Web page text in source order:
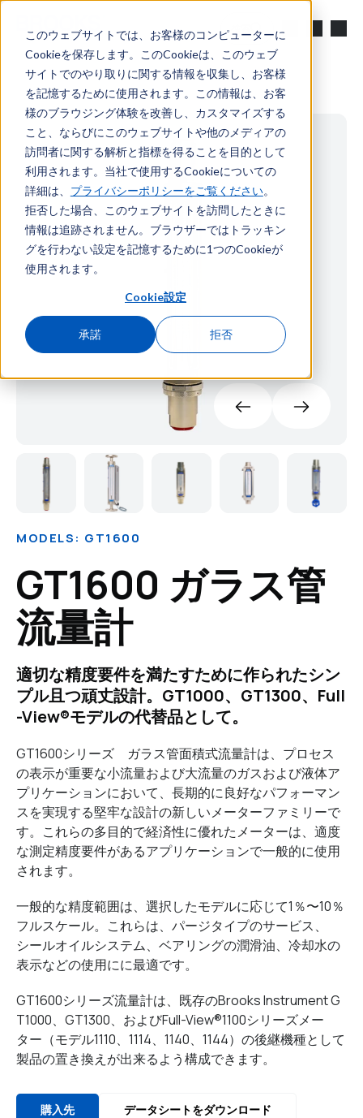
このウェブサイトでは、お客様のコンピューターに
Cookieを保存します。このCookieは、このウェブ
サイトでのやり取りに関する情報を収集し、お客様
を記憶するために使用されます。この情報は、お客
様のブラウジング体験を改善し、カスタマイズする
こと、ならびにこのウェブサイトや他のメディアの
訪問者に関する解析と指標を得ることを目的として
利用されます。当社で使用するCookieについての
詳細は、 プライバシーポリシーをご覧ください。
拒否した場合、このウェブサイトを訪問したときに
情報は追跡されません。ブラウザーではトラッキン
グを行わない設定を記憶するために1つのCookieが
使用されます。
Cookie設定
承諾 拒否
メインコンテンツへスキップ
MODELS: GT1600
GT1600 ガラス管
流量計
適切な精度要件を満たすために作られたシン
プル且つ頑丈設計。GT1000、GT1300、Full
-View®モデルの代替品として。
GT1600シリーズ ガラス管面積式流量計は、プロセス
の表示が重要な小流量および大流量のガスおよび液体ア
プリケーションにおいて、長期的に良好なパフォーマン
スを実現する堅牢な設計の新しいメーターファミリーで
す。これらの多目的で経済性に優れたメーターは、適度
な測定精度要件があるアプリケーションで一般的に使用
されます。
一般的な精度範囲は、選択したモデルに応じて1％〜10％
フルスケール。これらは、パージタイプのサービス、
シールオイルシステム、ベアリングの潤滑油、冷却水の
表示などの使用にに最適です。
GT1600シリーズ流量計は、既存のBrooks Instrument G
T1000、GT1300、およびFull-View®1100シリーズメー
ター（モデル1110、1114、1140、1144）の後継機種として
製品の置き換えが出来るよう構成できます。
購入先 データシートをダウンロード